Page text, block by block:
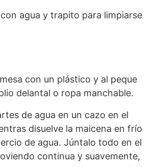
agua y trapito para limpiarse
con un plástico y al peque
delantal o ropa manchable.
de agua en un cazo en el
disuelve la maicena en frío
de agua. Júntalo todo en el
continua y suavemente,